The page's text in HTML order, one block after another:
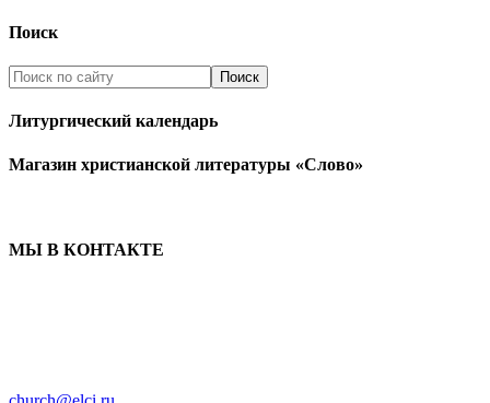
Поиск
Литургический календарь
Магазин христианской литературы «Слово»
МЫ В КОНТАКТЕ